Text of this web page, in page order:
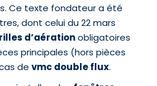
Ce texte fondateur a été
dont celui du 22 mars
d’aérationobligatoires
principales (hors pièces
de vmc double flux.